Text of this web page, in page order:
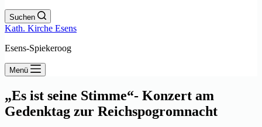
Suchen
Kath. Kirche Esens
Esens-Spiekeroog
Menü
„Es ist seine Stimme“- Konzert am
Gedenktag zur Reichspogromnacht